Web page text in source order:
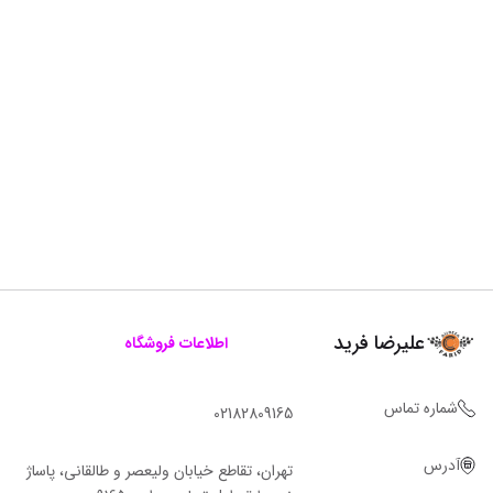
علیرضا فرید اطلاعات فروشگاه
شماره تماس 02182809165
آدرس
تهران، تقاطع خیابان ولیعصر و طالقانی، پاساژ